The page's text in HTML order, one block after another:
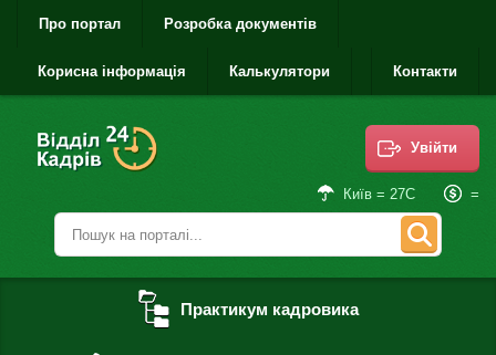
Про портал Розробка документів
Корисна інформація Калькулятори Контакти
Увійти
Київ = 27С =
Практикум кадровика